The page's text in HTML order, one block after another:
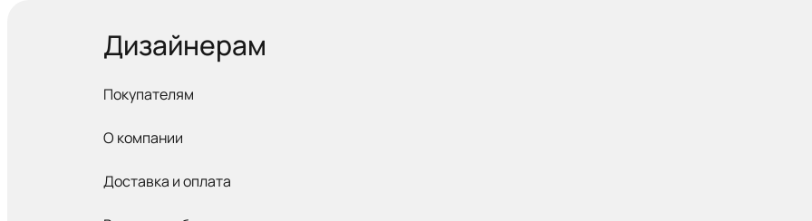
Дизайнерам
Покупателям
О компании
Доставка и оплата